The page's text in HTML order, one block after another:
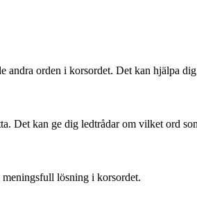
orden i korsordet. Det kan hjälpa
Det kan ge dig ledtrådar om vilket ord
lösning i korsordet.